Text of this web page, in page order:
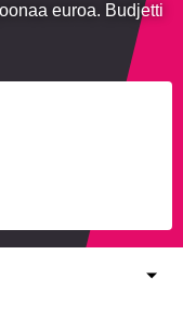
euroa. Budjetti